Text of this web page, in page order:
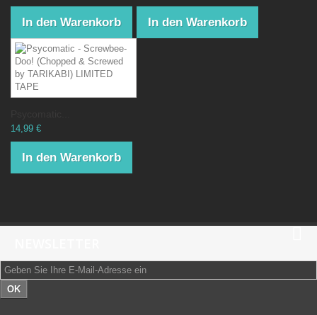
In den Warenkorb In den Warenkorb
14,99 €
In den Warenkorb
OK